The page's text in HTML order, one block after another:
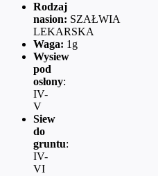
Rodzaj
nasion: SZAŁWIA
LEKARSKA
Waga: 1g
Wysiew
pod
osłony:
IV-
V
Siew
do
gruntu:
IV-
VI